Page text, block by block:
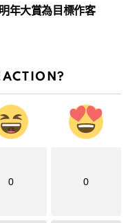
年大賞為目標作客
0 0